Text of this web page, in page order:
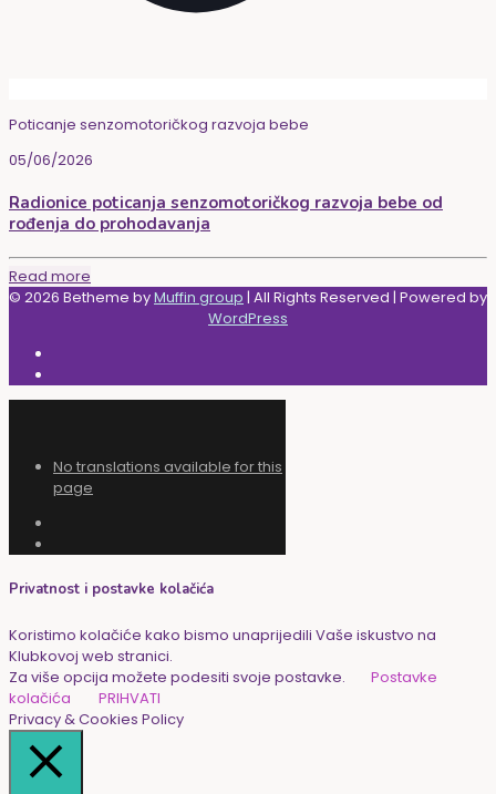
Poticanje senzomotoričkog razvoja bebe
05/06/2026
Radionice poticanja senzomotoričkog razvoja bebe od
rođenja do prohodavanja
Read more
© 2026 Betheme byMuffin group | All Rights Reserved | Powered by
WordPress
No translations available for this
page
Privatnost i postavke kolačića
Koristimo kolačiće kako bismo unaprijedili Vaše iskustvo na
Klubkovoj web stranici.
Za više opcija možete podesiti svoje postavke.
Postavke
kolačića
PRIHVATI
Privacy & Cookies Policy